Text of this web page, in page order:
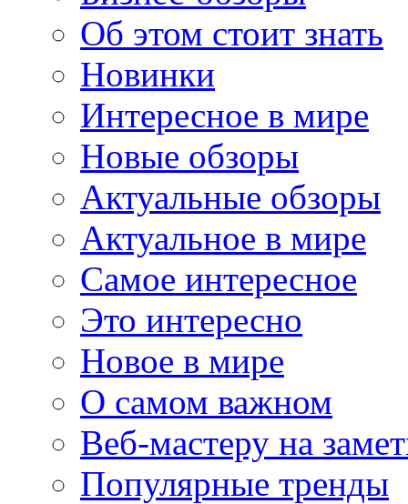
Об этом стоит знать
Новинки
Интересное в мире
Новые обзоры
Актуальные обзоры
Актуальное в мире
Самое интересное
Это интересно
Новое в мире
О самом важном
Веб-мастеру на
Популярные тренды